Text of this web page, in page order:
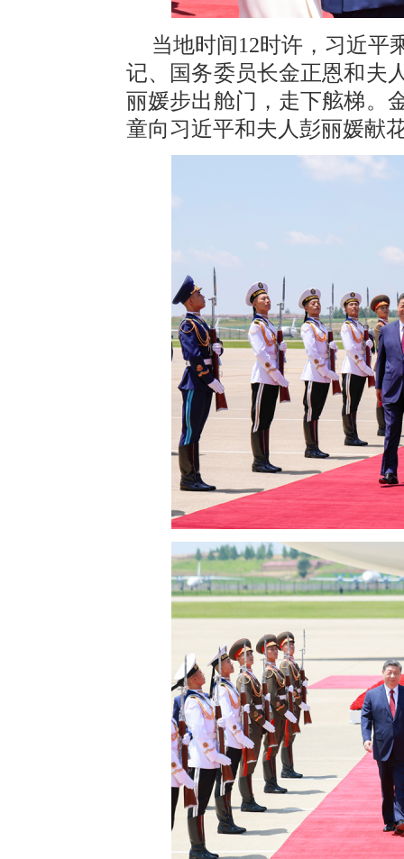
当地时间12时许，习近平
记、国务委员长金正恩和夫
丽媛步出舱门，走下舷梯。
童向习近平和夫人彭丽媛献